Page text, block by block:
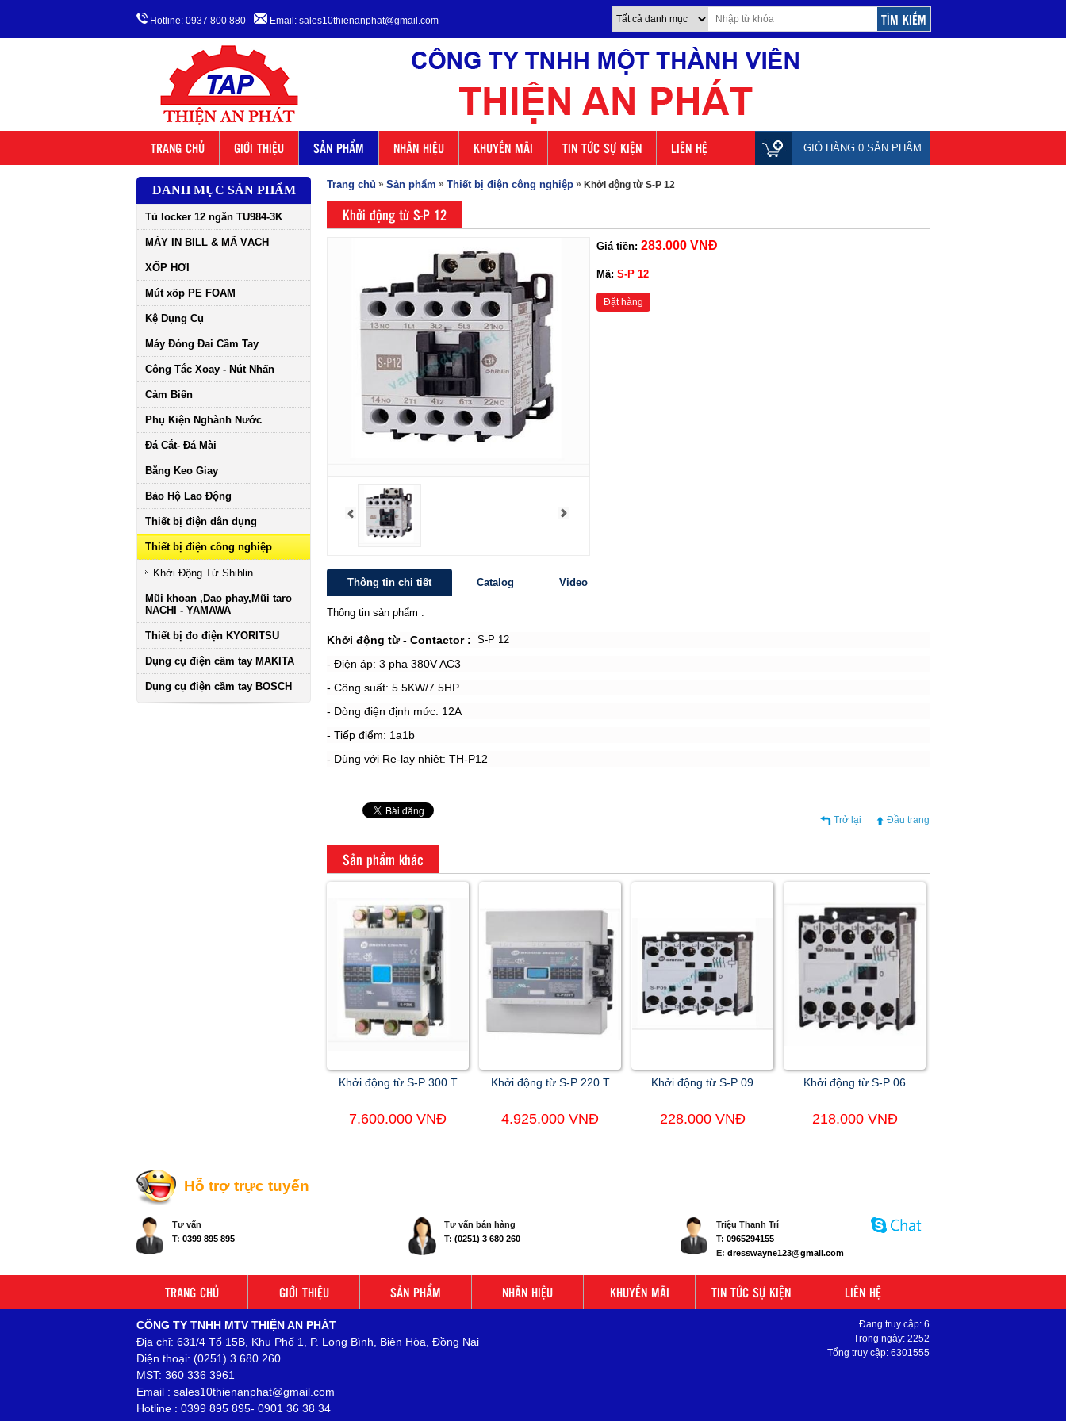
Hotline: 0937 800 880 - Email: sales10thienanphat@gmail.com
TRANG CHỦ GIỚI THIỆU SẢN PHẨM NHÃN HIỆU KHUYẾN MÃI TIN TỨC SỰ KIỆN LIÊN HỆ GIỎ HÀNG 0 SẢN PHẨM
DANH MỤC SẢN PHẨM
Tủ locker 12 ngăn TU984-3K
MÁY IN BILL & MÃ VẠCH
XỐP HƠI
Mút xốp PE FOAM
Kệ Dụng Cụ
Máy Đóng Đai Cầm Tay
Công Tắc Xoay - Nút Nhấn
Cảm Biến
Phụ Kiện Nghành Nước
Đá Cắt- Đá Mài
Băng Keo Giay
Bảo Hộ Lao Động
Thiết bị điện dân dụng
Thiết bị điện công nghiệp
Khởi Động Từ Shihlin
Mũi khoan ,Dao phay,Mũi taro
NACHI - YAMAWA
Thiết bị đo điện KYORITSU
Dụng cụ điện cầm tay MAKITA
Dụng cụ điện cầm tay BOSCH
Trang chủ » Sản phẩm » Thiết bị điện công nghiệp » Khởi động từ S-P 12
Khởi động từ S-P 12
Giá tiền: 283.000 VNĐ
Mã: S-P 12
Đặt hàng
Thông tin chi tiết Catalog Video
Thông tin sản phẩm :
Khởi động từ - Contactor : S-P 12
- Điện áp: 3 pha 380V AC3
- Công suất: 5.5KW/7.5HP
- Dòng điện định mức: 12A
- Tiếp điểm: 1a1b
- Dùng với Re-lay nhiệt: TH-P12
Trở lại Đầu trang
Sản phẩm khác
Khởi động từ S-P 300 T
7.600.000 VNĐ
Khởi động từ S-P 220 T
4.925.000 VNĐ
Khởi động từ S-P 09
228.000 VNĐ
Khởi động từ S-P 06
218.000 VNĐ
Hỗ trợ trực tuyến
Tư vấn
T: 0399 895 895
Tư vấn bán hàng
T: (0251) 3 680 260
Triệu Thanh Trí
T: 0965294155
E: dresswayne123@gmail.com
TRANG CHỦ GIỚI THIỆU SẢN PHẨM NHÃN HIỆU KHUYẾN MÃI TIN TỨC SỰ KIỆN LIÊN HỆ
CÔNG TY TNHH MTV THIỆN AN PHÁT
Địa chỉ: 631/4 Tổ 15B, Khu Phố 1, P. Long Bình, Biên Hòa, Đồng Nai
Điện thoại: (0251) 3 680 260
MST: 360 336 3961
Email : sales10thienanphat@gmail.com
Hotline : 0399 895 895- 0901 36 38 34
Đang truy cập: 6
Trong ngày: 2252
Tổng truy cập: 6301555